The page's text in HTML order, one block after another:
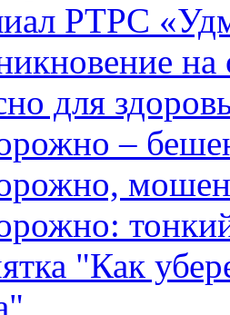
РТРС
на
для
–
"Как